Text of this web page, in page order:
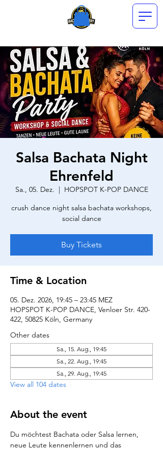
Salsa Bachata Night
Ehrenfeld
Sa., 05. Dez.
  |
HOPSPOT K-POP DANCE
crush dance night salsa bachata workshops,
social dance
Buy Tickets
Time & Location
05. Dez. 2026, 19:45 – 23:45 MEZ
HOPSPOT K-POP DANCE, Venloer Str. 420-
422, 50825 Köln, Germany
Other dates
Sa., 15. Aug., 19:45
Sa., 22. Aug., 19:45
Sa., 29. Aug., 19:45
View all 104 dates
About the event
Du möchtest Bachata oder Salsa lernen,
neue Leute kennenlernen und das